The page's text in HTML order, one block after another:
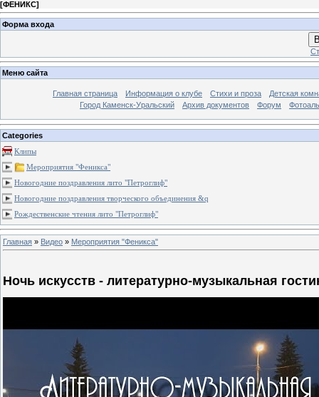
[ФЕНИКС]
Форма входа
Меню сайта
Главная страница Информация о клубе Стихи и проза
Детская
Город Каменск-Уральский
Архив документов Форум
Categories
Клипы
Мероприятия "Феникса"
Новогодние поздравления лито "Петроглиф"
Новогодние поздравления творческого объединения &q
Рождественские чтения лито "Петроглиф"
Главная » Видео » Мероприятия "Феникса"
Ночь искусств - литературно-музыкальная